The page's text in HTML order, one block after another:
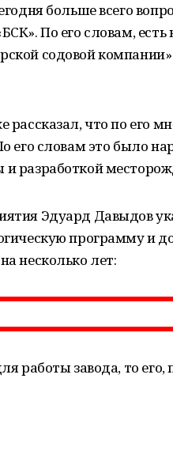
больше всего
По его словам,
содовой
рассказал, что по его
его словам это было
разработкой
Эдуард Давыдов
программу и
несколько лет:
работы завода, то